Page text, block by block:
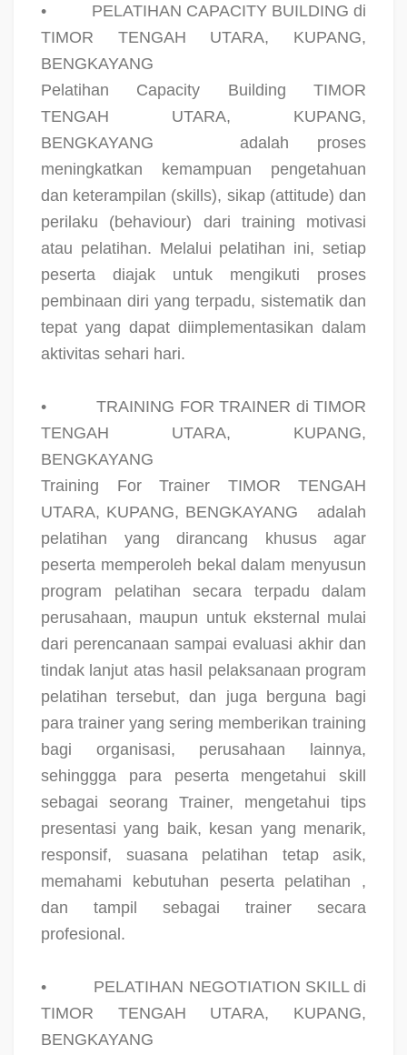
•
PELATIHAN CAPACITY BUILDING di
TIMOR TENGAH UTARA, KUPANG,
BENGKAYANG
Pelatihan Capacity Building TIMOR
TENGAH UTARA, KUPANG,
BENGKAYANG
adalah proses
meningkatkan kemampuan pengetahuan
dan keterampilan (skills), sikap (attitude) dan
perilaku (behaviour) dari training motivasi
atau pelatihan. Melalui pelatihan ini, setiap
peserta diajak untuk mengikuti proses
pembinaan diri yang terpadu, sistematik dan
tepat yang dapat diimplementasikan dalam
aktivitas sehari hari.
•
TRAINING FOR TRAINER di TIMOR
TENGAH UTARA, KUPANG,
BENGKAYANG
Training For Trainer TIMOR TENGAH
UTARA, KUPANG, BENGKAYANG
adalah
pelatihan yang dirancang khusus agar
peserta memperoleh bekal dalam menyusun
program pelatihan secara terpadu dalam
perusahaan, maupun untuk eksternal mulai
dari perencanaan sampai evaluasi akhir dan
tindak lanjut atas hasil pelaksanaan program
pelatihan tersebut, dan juga berguna bagi
para trainer yang sering memberikan training
bagi organisasi, perusahaan lainnya,
sehinggga para peserta mengetahui skill
sebagai seorang Trainer, mengetahui tips
presentasi yang baik, kesan yang menarik,
responsif, suasana pelatihan tetap asik,
memahami kebutuhan peserta pelatihan ,
dan tampil sebagai trainer secara
profesional.
•
PELATIHAN NEGOTIATION SKILL di
TIMOR TENGAH UTARA, KUPANG,
BENGKAYANG